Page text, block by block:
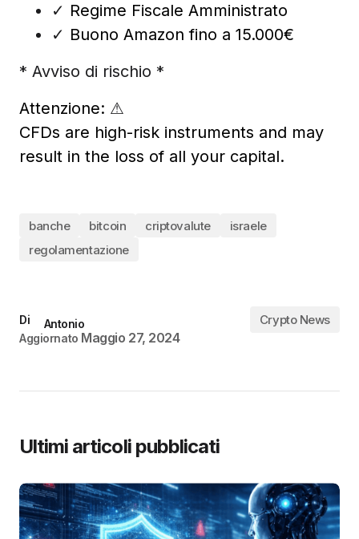
✓ Regime Fiscale Amministrato
✓ Buono Amazon fino a 15.000€
* Avviso di rischio *
Attenzione: ⚠
CFDs are high-risk instruments and may
result in the loss of all your capital.
banche bitcoin criptovalute
israele
regolamentazione
Di
Antonio
Aggiornato Maggio 27, 2024
Crypto News
Ultimi articoli pubblicati